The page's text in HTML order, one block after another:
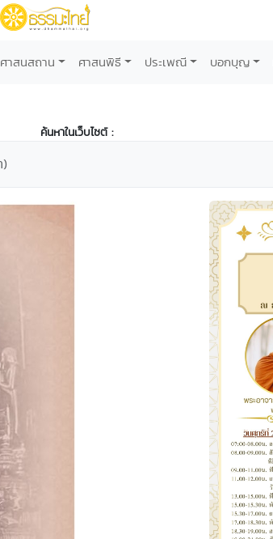
ศาสนสถาน ศาสนพิธี ประเพณี บอกบุญ
ค้นหาในเว็บไซต์ :